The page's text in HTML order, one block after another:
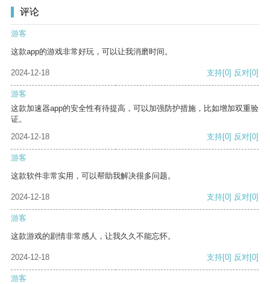
评论
游客
这款app的游戏非常好玩，可以让我消磨时间。
2024-12-18 支持[0] 反对[0]
游客
这款加速器app的安全性有待提高，可以加强防护措施，比如增加双重验
证。
2024-12-18
支持[0] 反对[0]
游客
这款软件非常实用，可以帮助我解决很多问题。
2024-12-18 支持[0] 反对[0]
游客
这款游戏的剧情非常感人，让我久久不能忘怀。
2024-12-18 支持[0] 反对[0]
游客